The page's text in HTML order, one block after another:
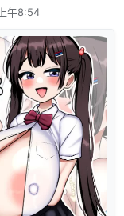
午8:54